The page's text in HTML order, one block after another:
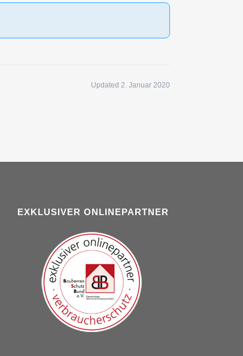
Updated 2. Januar 2020
EXKLUSIVER ONLINEPARTNER